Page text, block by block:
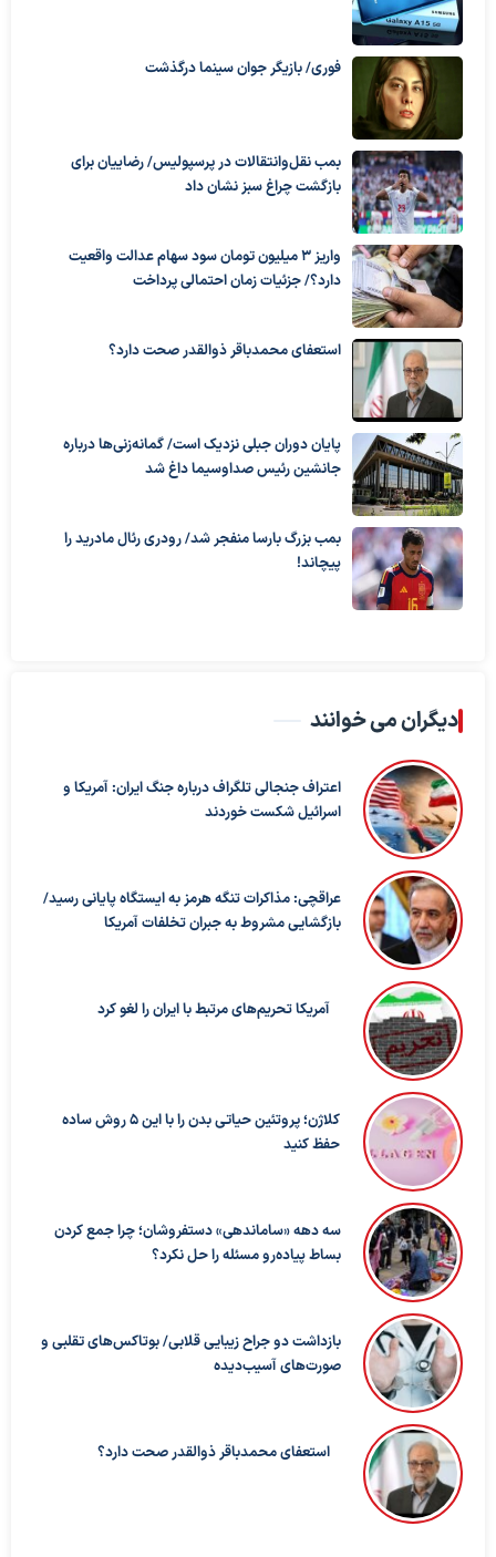
فوری/ بازیگر جوان سینما درگذشت
بمب نقل‌وانتقالات در پرسپولیس/ رضاییان برای
بازگشت چراغ سبز نشان داد
واریز ۳ میلیون تومان سود سهام عدالت واقعیت
دارد؟/ جزئیات زمان احتمالی پرداخت
استعفای محمدباقر ذوالقدر صحت دارد؟
پایان دوران جبلی نزدیک است/ گمانه‌زنی‌ها درباره
جانشین رئیس صداوسیما داغ شد
بمب بزرگ بارسا منفجر شد/ رودری رئال مادرید را
پیچاند!
دیگران می خوانند
اعتراف جنجالی تلگراف درباره جنگ ایران: آمریکا و
اسرائیل شکست خوردند
عراقچی: مذاکرات تنگه هرمز به ایستگاه پایانی رسید/
بازگشایی مشروط به جبران تخلفات آمریکا
آمریکا تحریم‌های مرتبط با ایران را لغو کرد
کلاژن؛ پروتئین حیاتی بدن را با این ۵ روش ساده
حفظ کنید
سه دهه «ساماندهی» دستفروشان؛ چرا جمع کردن
بساط پیاده‌رو مسئله را حل نکرد؟
بازداشت دو جراح زیبایی قلابی/ بوتاکس‌های تقلبی و
صورت‌های آسیب‌دیده
استعفای محمدباقر ذوالقدر صحت دارد؟